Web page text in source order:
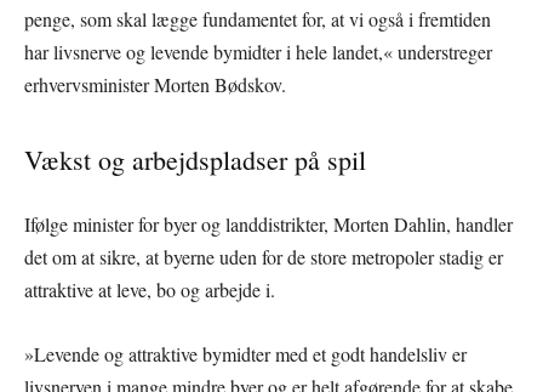
penge, som skal lægge fundamentet for, at vi også i fremtiden
har livsnerve og levende bymidter i hele landet,« understreger
erhvervsminister Morten Bødskov.
Vækst og arbejdspladser på spil
Ifølge minister for byer og landdistrikter, Morten Dahlin, handler
det om at sikre, at byerne uden for de store metropoler stadig er
attraktive at leve, bo og arbejde i.
»Levende og attraktive bymidter med et godt handelsliv er
livsnerven i mange mindre byer og er helt afgørende for at skabe